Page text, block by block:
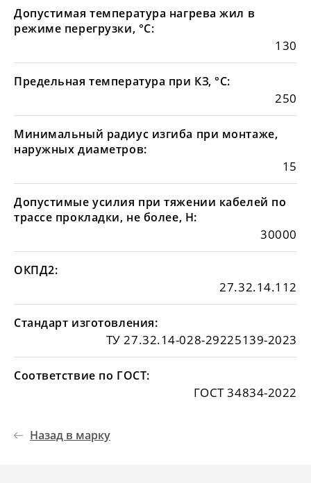
Допустимая температура нагрева жил в
режиме перегрузки, °С:
130
Предельная температура при КЗ, °С:
250
Минимальный радиус изгиба при монтаже,
наружных диаметров:
15
Допустимые усилия при тяжении кабелей по
трассе прокладки, не более, Н:
30000
ОКПД2:
27.32.14.112
Стандарт изготовления:
ТУ 27.32.14-028-29225139-2023
Соответствие по ГОСТ:
ГОСТ 34834-2022
Назад в марку